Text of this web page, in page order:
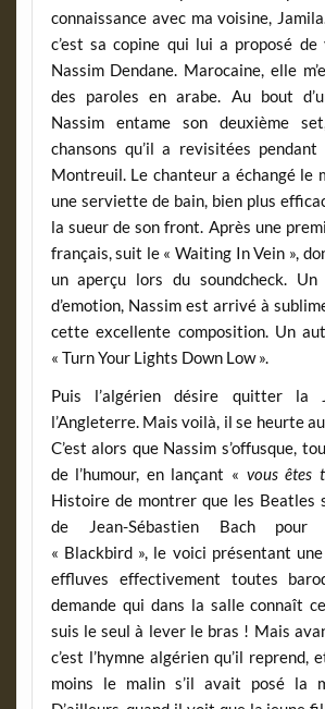
connaissance avec ma voisine,
c’est sa copine qui lui a proposé
Nassim Dendane. Marocaine, elle
des paroles en arabe. Au bout
Nassim entame son deuxième
chansons qu’il a revisitées
Montreuil. Le chanteur a échangé le
une serviette de bain, bien plus
la sueur de son front. Après une
français, suit le « Waiting In Vein »,
un aperçu lors du soundcheck. Un
d’emotion, Nassim est arrivé à
cette excellente composition. Un
« Turn Your Lights Down Low ».
Puis l’algérien désire quitter la
l’Angleterre. Mais voilà, il se heurte
C’est alors que Nassim s’offusque,
de l’humour, en lançant « vous êtes
Histoire de montrer que les Beatles
de Jean-Sébastien Bach pour
« Blackbird », le voici présentant
effluves effectivement toutes
demande qui dans la salle connaît
suis le seul à lever le bras ! Mais
c’est l’hymne algérien qu’il reprend,
moins le malin s’il avait posé la